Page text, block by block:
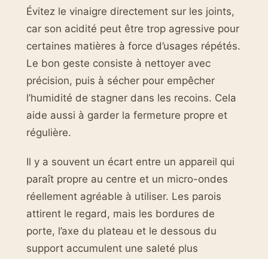
Évitez le vinaigre directement sur les joints,
car son acidité peut être trop agressive pour
certaines matières à force d’usages répétés.
Le bon geste consiste à nettoyer avec
précision, puis à sécher pour empêcher
l’humidité de stagner dans les recoins. Cela
aide aussi à garder la fermeture propre et
régulière.
Il y a souvent un écart entre un appareil qui
paraît propre au centre et un micro-ondes
réellement agréable à utiliser. Les parois
attirent le regard, mais les bordures de
porte, l’axe du plateau et le dessous du
support accumulent une saleté plus